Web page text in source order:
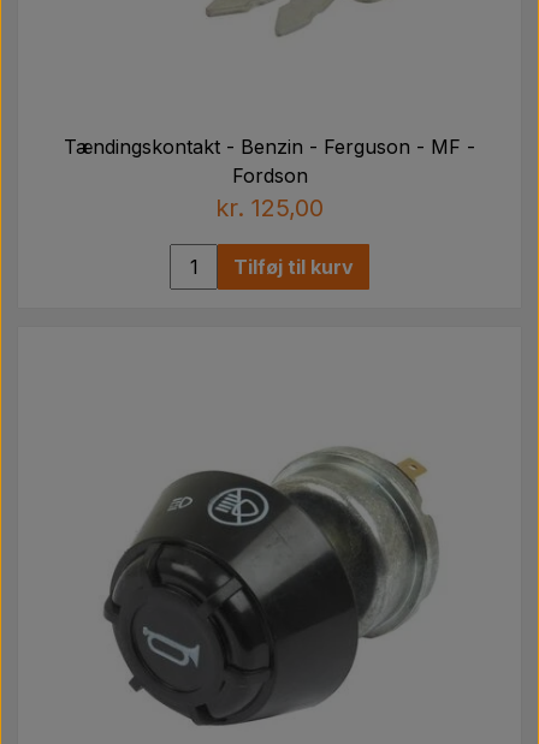
Tændingskontakt - Benzin - Ferguson - MF -
Fordson
kr. 125,00
Tilføj til kurv